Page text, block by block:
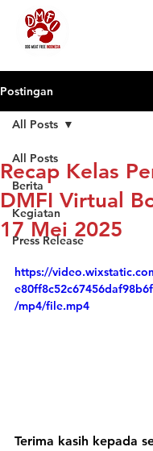
Postingan
All Posts
Berita
Kegiatan
Press Release
All Posts
Recap Kelas
DMFI Virtual
17 Mei 2025
https://
/mp4/file.mp4
Terima kasih kepada